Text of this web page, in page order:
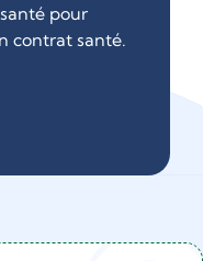
pour
contrat santé.